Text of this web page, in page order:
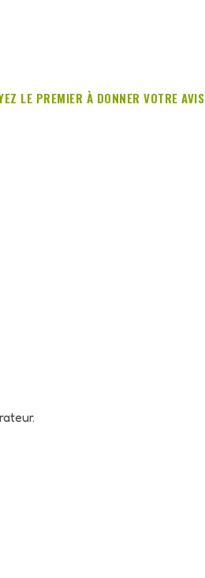
LE PREMIER À DONNER VOTRE AVIS